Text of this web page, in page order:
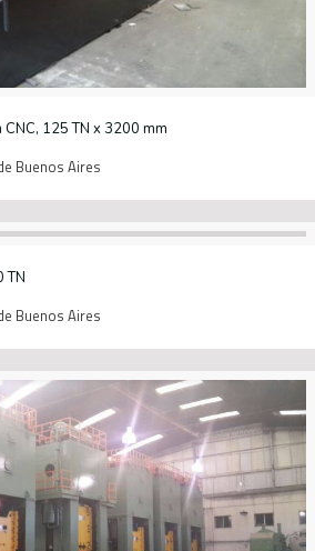
125 TN x 3200 mm
Buenos Aires
TN
Buenos Aires